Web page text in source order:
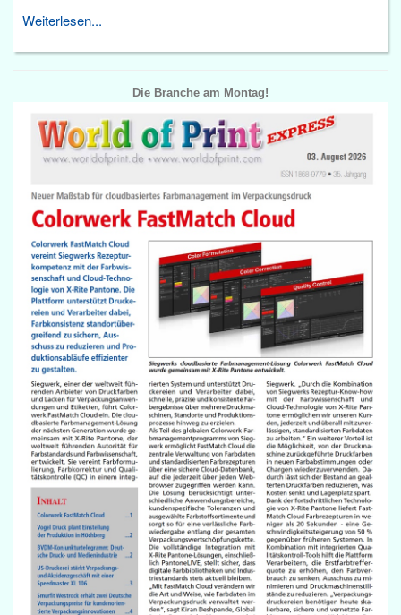
Weiterlesen...
Die Branche am Montag!